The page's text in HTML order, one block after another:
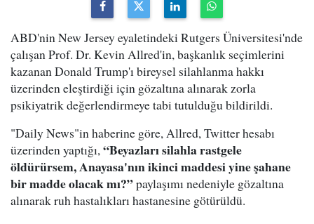
ABD'nin New Jersey eyaletindeki Rutgers Üniversitesi'nde
çalışan Prof. Dr. Kevin Allred'in, başkanlık seçimlerini
kazanan Donald Trump'ı bireysel silahlanma hakkı
üzerinden eleştirdiği için gözaltına alınarak zorla
psikiyatrik değerlendirmeye tabi tutulduğu bildirildi.
"Daily News"in haberine göre, Allred, Twitter hesabı
üzerinden yaptığı,“Beyazları silahla rastgele
öldürürsem, Anayasa'nın ikinci maddesi yine şahane
bir madde olacak mı?”paylaşımı nedeniyle gözaltına
alınarak ruh hastalıkları hastanesine götürüldü.